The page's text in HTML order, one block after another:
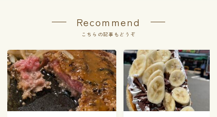
Recommend
こちらの記事もどうぞ